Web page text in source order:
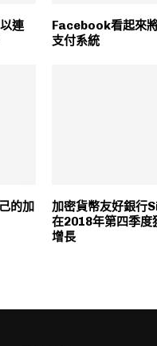
連
Facebook看起來
支付系統
的加
加密貨幣友好銀行
在2018年第四季度
增長